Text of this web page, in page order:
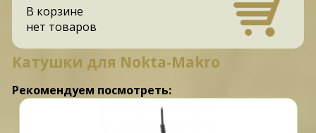
В корзине
нет товаров
Катушки для Nokta-Makro
Рекомендуем посмотреть: